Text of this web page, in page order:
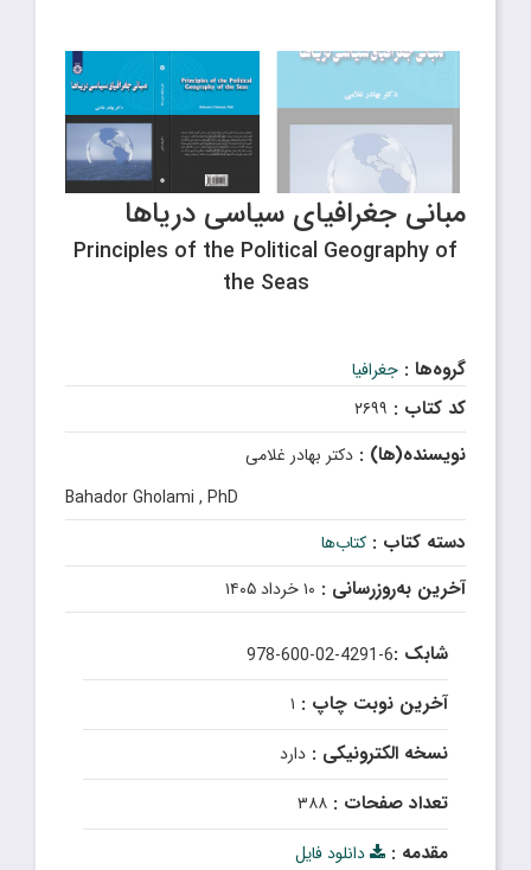
مبانی جغرافیای سیاسی دریاها
Principles of the Political Geography of
the Seas
گروه‌ها : جغرافیا
کد کتاب : ۲۶۹۹
نویسنده(ها) : دکتر بهادر غلامی
Bahador Gholami , PhD
دسته کتاب : کتاب‌ها
آخرین به‌روزرسانی : ۱۰ خرداد ۱۴۰۵
شابک :978-600-02-4291-6
آخرین نوبت چاپ : ۱
نسخه الکترونیکی : دارد
تعداد صفحات : ۳۸۸
مقدمه :
دانلود فایل